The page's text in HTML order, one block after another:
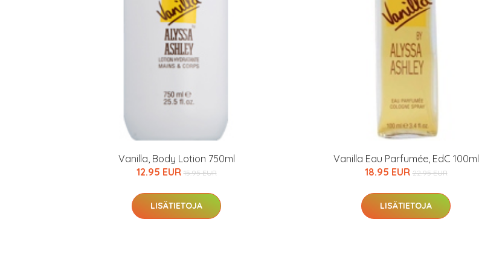
Vanilla, Body Lotion 750ml
12.95 EUR 15.95 EUR
LISÄTIETOJA
Vanilla Eau Parfumée, EdC 100ml
18.95 EUR 22.95 EUR
LISÄTIETOJA
Varaa terveystarkastus
nyt vain 200 €
hintaan.
KATSO TARJOUS